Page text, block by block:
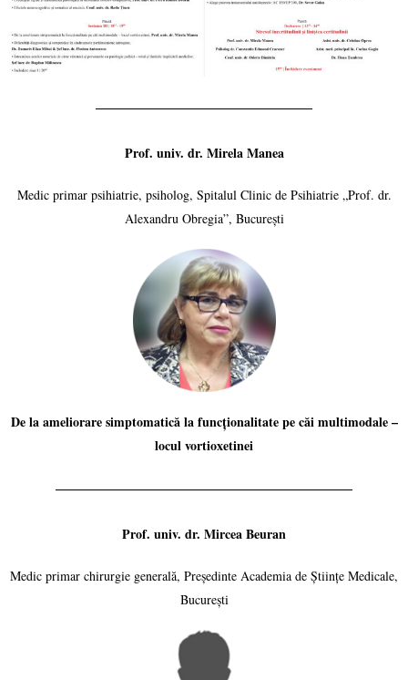
Prof. univ. dr. Mirela Manea
Medic primar psihiatrie, psiholog, Spitalul Clinic de Psihiatrie „Prof. dr.
Alexandru Obregia”, București
De la ameliorare simptomatică la funcționalitate pe căi multimodale –
locul vortioxetinei
Prof. univ. dr. Mircea Beuran
Medic primar chirurgie generală, Președinte Academia de Științe Medicale,
București